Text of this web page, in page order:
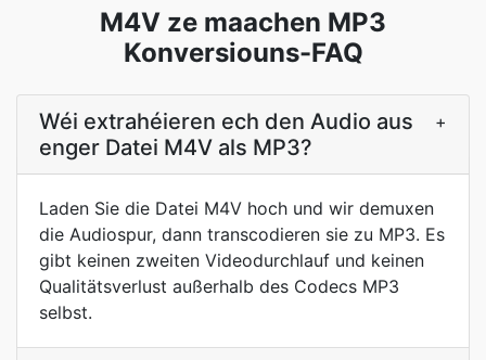
M4V ze maachen MP3
Konversiouns-FAQ
Wéi extrahéieren ech den Audio aus
enger Datei M4V als MP3?
+
Laden Sie die Datei M4V hoch und wir demuxen
die Audiospur, dann transcodieren sie zu MP3. Es
gibt keinen zweiten Videodurchlauf und keinen
Qualitätsverlust außerhalb des Codecs MP3
selbst.